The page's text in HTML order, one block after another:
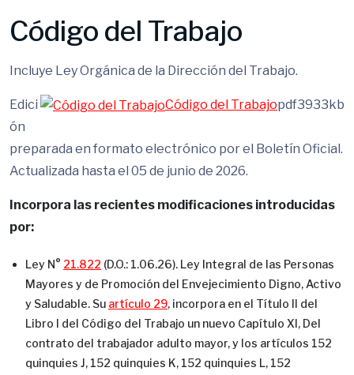
Código del Trabajo
Incluye Ley Orgánica de la Dirección del Trabajo.
Código del Trabajopdf3933kb
Edici
ón
preparada en formato electrónico por el Boletín Oficial.
Actualizada hasta el 05 de junio de 2026.
Incorpora las recientes modificaciones introducidas
por:
Ley N° 21.822 (D.O.: 1.06.26). Ley Integral de las Personas
Mayores y de Promoción del Envejecimiento Digno, Activo
y Saludable. Su artículo 29, incorpora en el Título II del
Libro I del Código del Trabajo un nuevo Capítulo XI, Del
contrato del trabajador adulto mayor, y los artículos 152
quinquies J, 152 quinquies K, 152 quinquies L, 152